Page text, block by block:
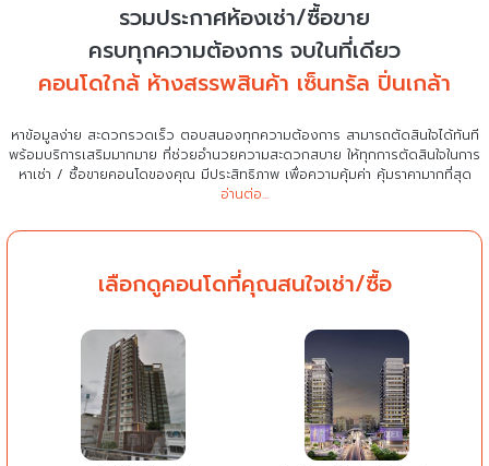
รวมประกาศห้องเช่า/ซื้อขาย
ครบทุกความต้องการ จบในที่เดียว
คอนโดใกล้ ห้างสรรพสินค้า เซ็นทรัล ปิ่นเกล้า
หาข้อมูลง่าย สะดวกรวดเร็ว ตอบสนองทุกความต้องการ สามารถตัดสินใจได้ทันที
พร้อมบริการเสริมมากมาย ที่ช่วยอำนวยความสะดวกสบาย ให้ทุกการตัดสินใจในการ
หาเช่า / ซื้อขายคอนโดของคุณ มีประสิทธิภาพ เพื่อความคุ้มค่า คุ้มราคามากที่สุด
อ่านต่อ...
เลือกดูคอนโดที่คุณสนใจเช่า/ซื้อ